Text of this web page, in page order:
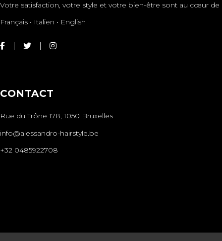
Votre satisfaction, votre style et votre bien-être sont au cœur
Français • Italien • English
CONTACT
Rue du Trône 178, 1050 Bruxelles
info@alessandro-hairstyle.be
+32 0485922708